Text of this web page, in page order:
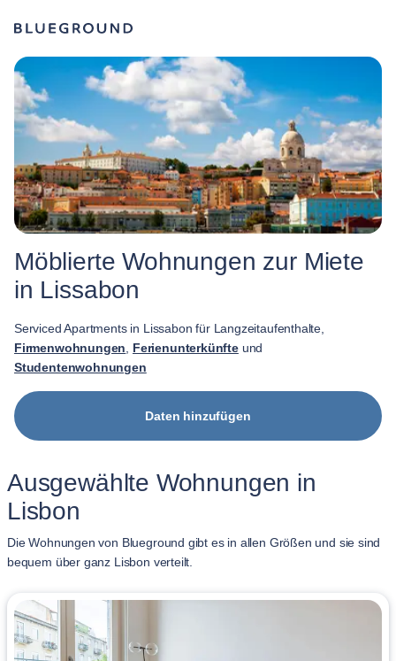
Möblierte Wohnungen zur Miete
in Lissabon
Serviced Apartments in Lissabon für Langzeitaufenthalte,
Firmenwohnungen
Ferienunterkünfteund
Studentenwohnungen
Daten hinzufügen
Ausgewählte Wohnungen in
Lisbon
Die Wohnungen von Blueground gibt es in allen Größen und sie sind
bequem über ganz Lisbon verteilt.